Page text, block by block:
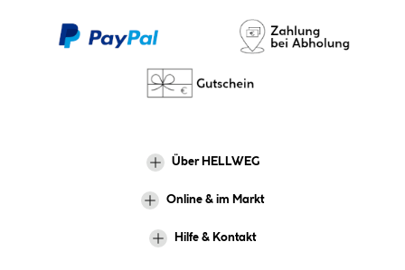
Über HELLWEG
Online & im Markt
Hilfe & Kontakt